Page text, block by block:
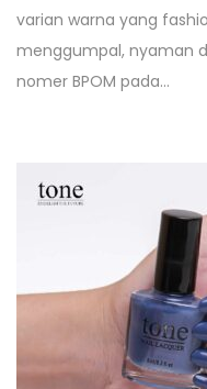
varian warna yang
menggumpal, nyaman
nomer BPOM pada…